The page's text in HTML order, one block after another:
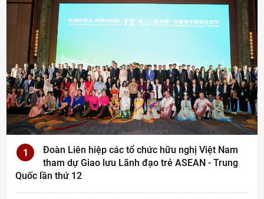
1
Đoàn Liên hiệp các tổ chức hữu nghị Việt Nam
tham dự Giao lưu Lãnh đạo trẻ ASEAN - Trung
Quốc lần thứ 12